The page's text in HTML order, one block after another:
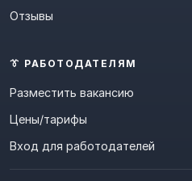
Отзывы
👔 РАБОТОДАТЕЛЯМ
Разместить вакансию
Цены/тарифы
Вход для работодателей